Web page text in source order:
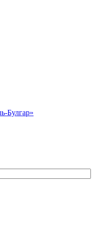
Булгар»